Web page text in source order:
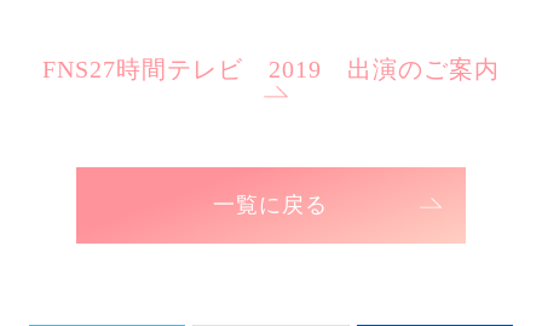
FNS27時間テレビ 2019 出演のご案内
一覧に戻る